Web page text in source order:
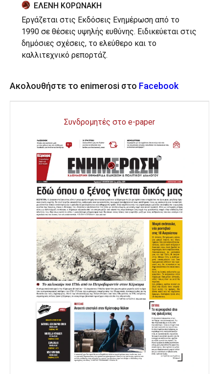
ΕΛΕΝΗ ΚΟΡΩΝΑΚΗ
Εργάζεται στις Εκδόσεις Ενημέρωση από το
1990 σε θέσεις υψηλής ευθύνης. Ειδικεύεται στις
δημόσιες σχέσεις, το ελεύθερο και το
καλλιτεχνικό ρεπορτάζ.
Ακολουθήστε το enimerosi στο Facebook
Συνδρομητές στο e-paper